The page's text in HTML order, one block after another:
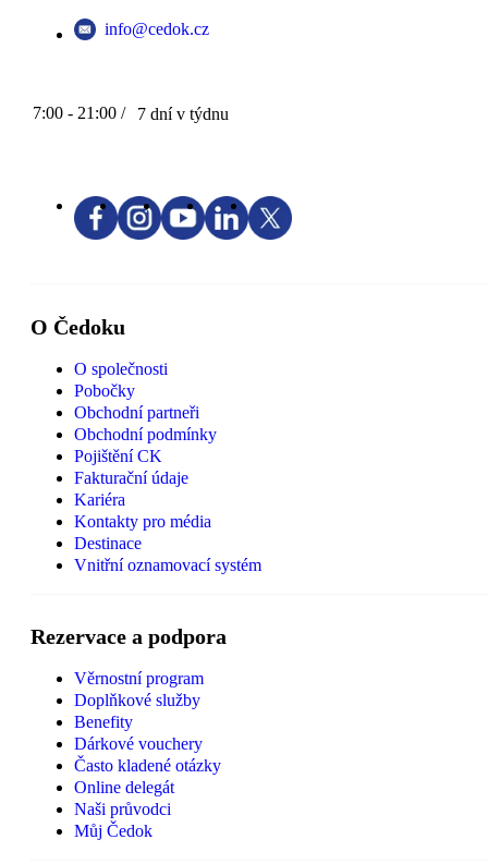
info@cedok.cz
7:00 - 21:00 / 7 dní v týdnu
O Čedoku
O společnosti
Pobočky
Obchodní partneři
Obchodní podmínky
Pojištění CK
Fakturační údaje
Kariéra
Kontakty pro média
Destinace
Vnitřní oznamovací systém
Rezervace a podpora
Věrnostní program
Doplňkové služby
Benefity
Dárkové vouchery
Často kladené otázky
Online delegát
Naši průvodci
Můj Čedok